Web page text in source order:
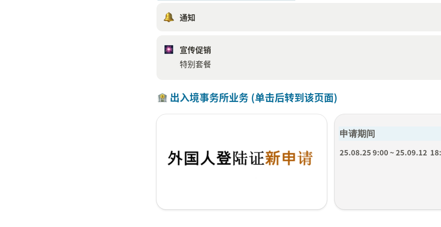
通知
宣传促销
特别套餐
出入境事务所业务 (单击后转到该页面)
申请期间
25.08.25 9:00 ~ 25.09.12